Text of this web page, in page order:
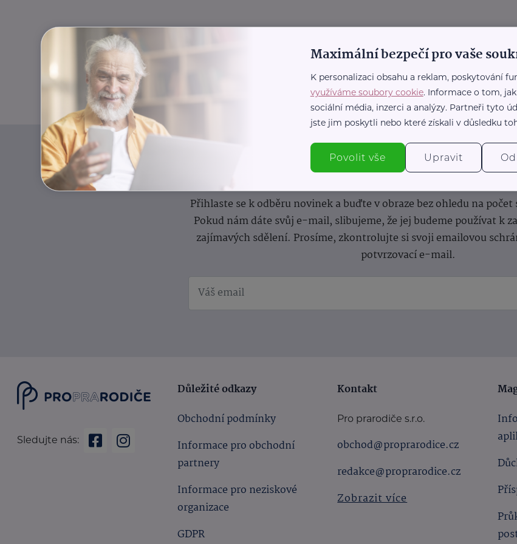
Informace(nejen)pro
Přihlaste se k odběru novinek a buďte v obraze bez ohledu na
Pokud nám dáte svůj e-mail, slibujeme, že jej budeme používat k
zajímavých sdělení. Prosíme, zkontrolujte si svoji emailovou
potvrzovací e-mail.
Sledujte nás:
Důležité odkazy
Obchodní podmínky
Informace pro obchodní
partnery
Informace pro neziskové
organizace
GDPR
Kontakt
Pro prarodiče s.r.o.
obchod@proprarodice.cz
redakce@proprarodice.cz
Zobrazit více
Maximální bezpečí pro vaše
K personalizaci obsahu a reklam, poskytování
využíváme soubory cookie. Informace o tom,
sociální média, inzerci a analýzy. Partneři tyto
jste jim poskytli nebo které získali v důsledku
Povolit vše Upravit